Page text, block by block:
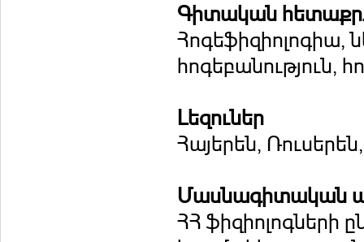
Գիտական
Հոգեֆիզիոլոգիա,
հոգեբանություն,
Լեզուներ
Հայերեն,
Մասնագիտական
ՀՀ ֆիզիոլոգների